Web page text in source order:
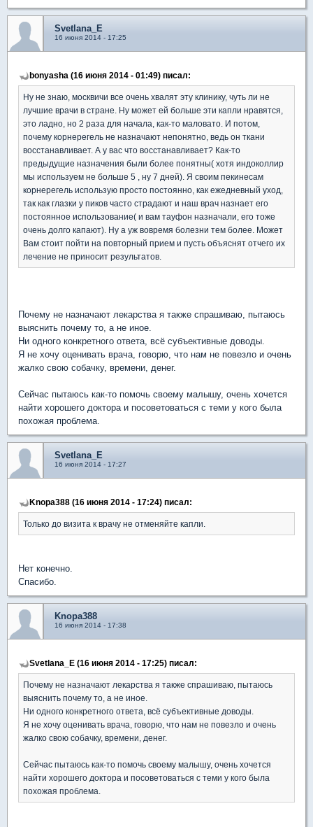
Svetlana_E
16 июня 2014 - 17:25
bonyasha (16 июня 2014 - 01:49) писал:
Ну не знаю, москвичи все очень хвалят эту клинику, чуть ли не
лучшие врачи в стране. Ну может ей больше эти капли нравятся,
это ладно, но 2 раза для начала, как-то маловато. И потом,
почему корнерегель не назначают непонятно, ведь он ткани
восстанавливает. А у вас что восстанавливает? Как-то
предыдущие назначения были более понятны( хотя индоколлир
мы используем не больше 5 , ну 7 дней). Я своим пекинесам
корнерегель использую просто постоянно, как ежедневный уход,
так как глазки у пиков часто страдают и наш врач назнает его
постоянное использование( и вам тауфон назначали, его тоже
очень долго капают). Ну а уж вовремя болезни тем более. Может
Вам стоит пойти на повторный прием и пусть объяснят отчего их
лечение не приносит результатов.
Почему не назначают лекарства я также спрашиваю, пытаюсь
выяснить почему то, а не иное.
Ни одного конкретного ответа, всё субъективные доводы.
Я не хочу оценивать врача, говорю, что нам не повезло и очень
жалко свою собачку, времени, денег.
Сейчас пытаюсь как-то помочь своему малышу, очень хочется
найти хорошего доктора и посоветоваться с теми у кого была
похожая проблема.
Svetlana_E
16 июня 2014 - 17:27
Knopa388 (16 июня 2014 - 17:24) писал:
Только до визита к врачу не отменяйте капли.
Нет конечно.
Спасибо.
Knopa388
16 июня 2014 - 17:38
Svetlana_E (16 июня 2014 - 17:25) писал:
Почему не назначают лекарства я также спрашиваю, пытаюсь
выяснить почему то, а не иное.
Ни одного конкретного ответа, всё субъективные доводы.
Я не хочу оценивать врача, говорю, что нам не повезло и очень
жалко свою собачку, времени, денег.
Сейчас пытаюсь как-то помочь своему малышу, очень хочется
найти хорошего доктора и посоветоваться с теми у кого была
похожая проблема.